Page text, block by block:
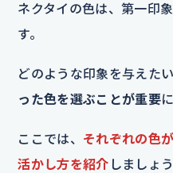
ネクタイの色は、第一印
す。
どのような印象を与えたい
った色を選ぶことが重要
ここでは、 それぞれの色
活かし方を紹介 しましょう